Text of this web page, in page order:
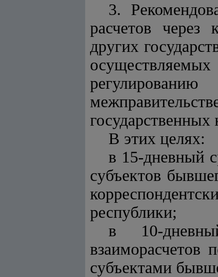
3.
расчетов через
других
В этих целях:
в 15-дневный
субъектов
республики;
в 10-
взаиморасчетов
субъектами